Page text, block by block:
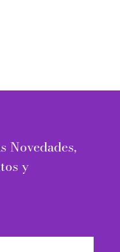
Novedades,
y